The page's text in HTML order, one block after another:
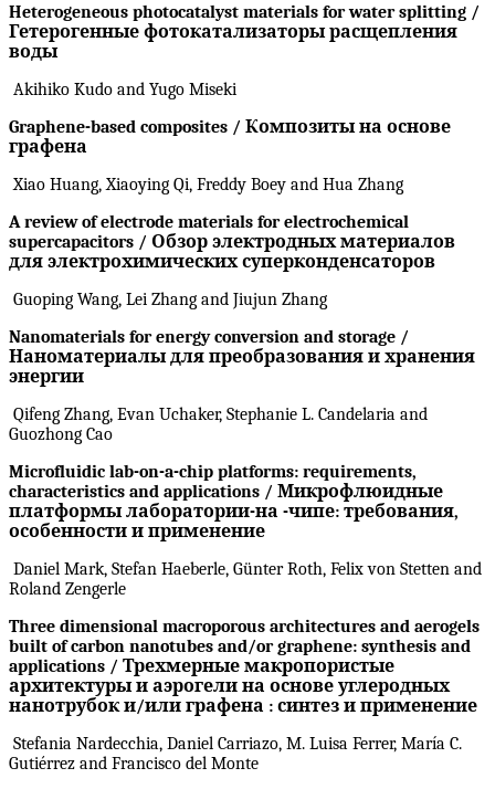
Heterogeneous photocatalyst materials for water splitting /
Гетерогенные фотокатализаторырасщепления
воды
Akihiko Kudo and Yugo Miseki
Graphene-based composites / Композитына основе
графена
Xiao Huang, Xiaoying Qi, Freddy Boey and Hua Zhang
A review of electrode materials for electrochemical
supercapacitors / Обзор электродных материалов
для электрохимических суперконденсаторов
Guoping Wang, Lei Zhang and Jiujun Zhang
Nanomaterials for energy conversion and storage /
Наноматериалы для преобразования и хранения
энергии
Qifeng Zhang, Evan Uchaker, Stephanie L. Candelaria and
Guozhong Cao
Microfluidic lab-on-a-chip platforms: requirements,
characteristics and applications / Микрофлюидные
платформы лаборатории-на -чипе: требования,
особенности и применение
Daniel Mark, Stefan Haeberle, Günter Roth, Felix von Stetten and
Roland Zengerle
Three dimensional macroporous architectures and aerogels
built of carbon nanotubes and/or graphene: synthesis and
applications / Трехмерные макропористые
архитектуры и аэрогели на основе углеродных
нанотрубок и/или графена : синтез и применение
Stefania Nardecchia, Daniel Carriazo, M. Luisa Ferrer, María C.
Gutiérrez and Francisco del Monte